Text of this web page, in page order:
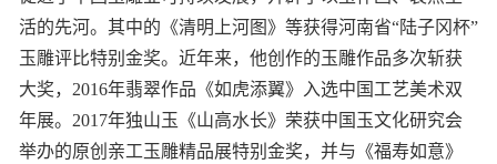
活的先河。其中的《清明上河图》等获得河南省“陆子冈杯”
玉雕评比特别金奖。近年来，他创作的玉雕作品多次斩获
大奖，2016年翡翠作品《如虎添翼》入选中国工艺美术双
年展。2017年独山玉《山高水长》荣获中国玉文化研究会
举办的原创亲工玉雕精品展特别金奖，并与《福寿如意》